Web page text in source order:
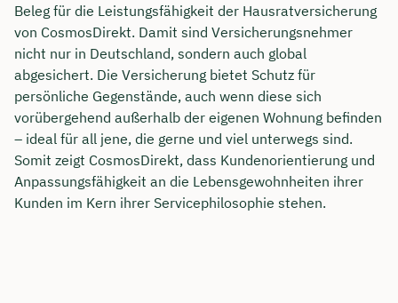
Beleg für die Leistungsfähigkeit der Hausratversicherung
von CosmosDirekt. Damit sind Versicherungsnehmer
nicht nur in Deutschland, sondern auch global
abgesichert. Die Versicherung bietet Schutz für
persönliche Gegenstände, auch wenn diese sich
vorübergehend außerhalb der eigenen Wohnung befinden
– ideal für all jene, die gerne und viel unterwegs sind.
Somit zeigt CosmosDirekt, dass Kundenorientierung und
Anpassungsfähigkeit an die Lebensgewohnheiten ihrer
Kunden im Kern ihrer Servicephilosophie stehen.